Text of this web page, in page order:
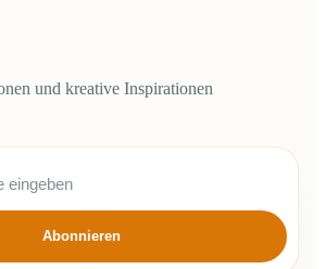
und kreative Inspirationen
Abonnieren